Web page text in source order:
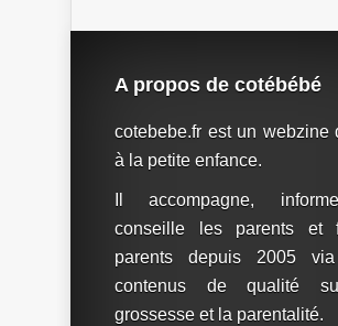
A propos de cotébébé
cotebebe.fr est un webzine
à la petite enfance.
Il accompagne,
conseille les parents et
parents depuis 2005
contenus de qualité
grossesse et la parentalité.